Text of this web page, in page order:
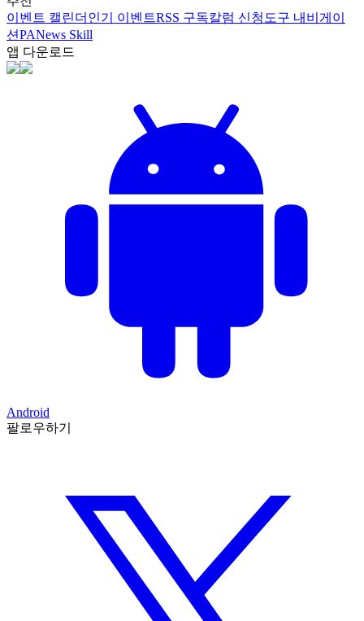
이벤트 캘린더 인기 이벤트RSS 구독칼럼 신청 도구 내비게이
션PANews Skill
앱 다운로드
Android
팔로우하기